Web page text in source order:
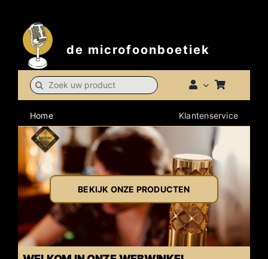
content
de microfoonboetiek
Search
for:
Home Klantenservice
BEKIJK ONZE PRODUCTEN